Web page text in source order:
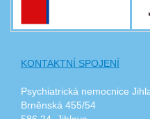
KONTAKTNÍ SPOJENÍ
Psychiatrická nemocnice
Brněnská 455/54